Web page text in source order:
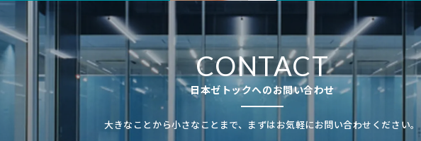
CONTACT
日本ゼトックへのお問い合わせ
大きなことから小さなことまで、まずはお気軽にお問い合わせください。